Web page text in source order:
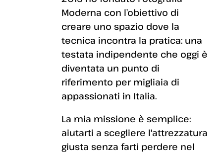
Moderna con l’obiettivo di
creare uno spazio dove la
tecnica incontra la pratica: una
testata indipendente che oggi è
diventata un punto di
riferimento per migliaia di
appassionati in Italia.
La mia missione è semplice:
aiutarti a scegliere l'attrezzatura
giusta senza farti perdere nel